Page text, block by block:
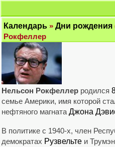
Календарь » Дни рождения
Рокфеллер
Нельсон Рокфеллер родился
семье Америки, имя которой
нефтяного магната Джона
В политике с 1940-х, член
демократах Рузвельте и